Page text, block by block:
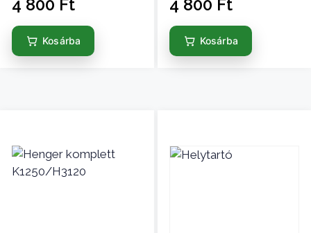
4 800 Ft
Kosárba
4 800 Ft
Kosárba